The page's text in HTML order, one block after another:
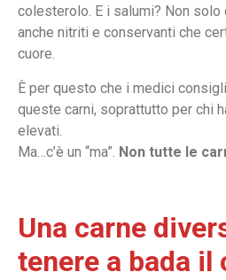
colesterolo. E i salumi? Non
anche nitriti e conservanti che
cuore.
È per questo che i medici
queste carni, soprattutto per chi
elevati.
Ma…c’è un “ma”. Non tutte le
Una carne
tenere a bada il